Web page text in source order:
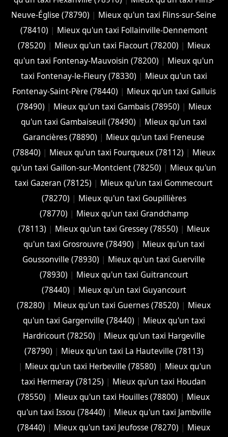
Neuve-Église (78790) | Mieux qu'un taxi Flins-sur-Seine
(78410) | Mieux qu'un taxi Follainville-Dennemont
(78520) | Mieux qu'un taxi Flacourt (78200) | Mieux
qu'un taxi Fontenay-Mauvoisin (78200) | Mieux qu'un
taxi Fontenay-le-Fleury (78330) | Mieux qu'un taxi
Fontenay-Saint-Père (78440) | Mieux qu'un taxi Galluis
(78490) | Mieux qu'un taxi Gambais (78950) | Mieux
qu'un taxi Gambaiseuil (78490) | Mieux qu'un taxi
Garancières (78890) | Mieux qu'un taxi Freneuse
(78840) | Mieux qu'un taxi Fourqueux (78112) | Mieux
qu'un taxi Gaillon-sur-Montcient (78250) | Mieux qu'un
taxi Gazeran (78125) | Mieux qu'un taxi Gommecourt
(78270) | Mieux qu'un taxi Goupillières
(78770) | Mieux qu'un taxi Grandchamp
(78113) | Mieux qu'un taxi Gressey (78550) | Mieux
qu'un taxi Grosrouvre (78490) | Mieux qu'un taxi
Goussonville (78930) | Mieux qu'un taxi Guerville
(78930) | Mieux qu'un taxi Guitrancourt
(78440) | Mieux qu'un taxi Guyancourt
(78280) | Mieux qu'un taxi Guernes (78520) | Mieux
qu'un taxi Gargenville (78440) | Mieux qu'un taxi
Hardricourt (78250) | Mieux qu'un taxi Hargeville
(78790) | Mieux qu'un taxi La Hauteville (78113)
| Mieux qu'un taxi Herbeville (78580) | Mieux qu'un
taxi Hermeray (78125) | Mieux qu'un taxi Houdan
(78550) | Mieux qu'un taxi Houilles (78800) | Mieux
qu'un taxi Issou (78440) | Mieux qu'un taxi Jambville
(78440) | Mieux qu'un taxi Jeufosse (78270) | Mieux